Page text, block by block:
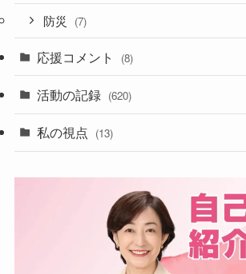
防災 (7)
応援コメント (8)
活動の記録 (620)
私の視点 (13)